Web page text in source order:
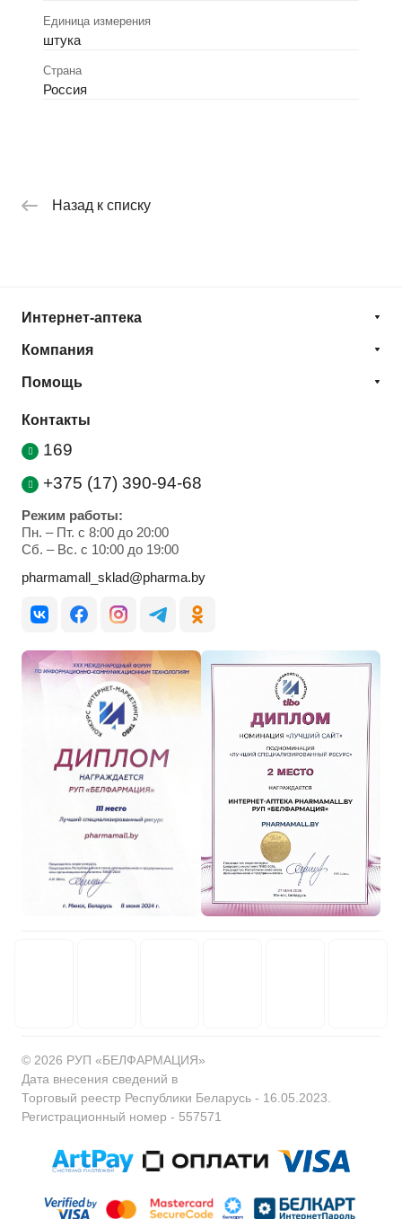
Единица измерения
штука
Страна
Россия
Назад к списку
Интернет-аптека
Компания
Помощь
Контакты
169
+375 (17) 390-94-68
Режим работы:
Пн. – Пт. с 8:00 до 20:00
Cб. – Вс. с 10:00 до 19:00
pharmamall_sklad@pharma.by
© 2026 РУП «БЕЛФАРМАЦИЯ»
Дата внесения сведений в
Торговый реестр Республики Беларусь - 16.05.2023.
Регистрационный номер - 557571